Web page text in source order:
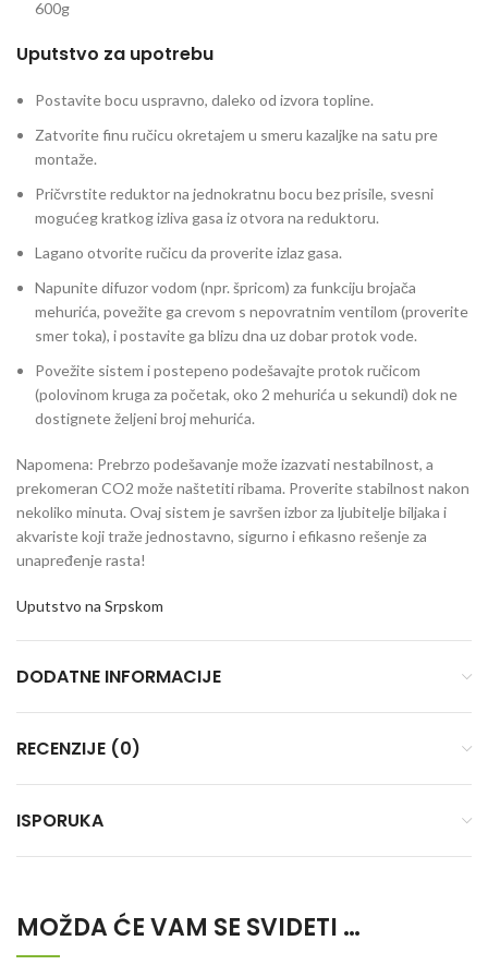
600g
Uputstvo za upotrebu
Postavite bocu uspravno, daleko od izvora topline.
Zatvorite finu ručicu okretajem u smeru kazaljke na satu pre
montaže.
Pričvrstite reduktor na jednokratnu bocu bez prisile, svesni
mogućeg kratkog izliva gasa iz otvora na reduktoru.
Lagano otvorite ručicu da proverite izlaz gasa.
Napunite difuzor vodom (npr. špricom) za funkciju brojača
mehurića, povežite ga crevom s nepovratnim ventilom (proverite
smer toka), i postavite ga blizu dna uz dobar protok vode.
Povežite sistem i postepeno podešavajte protok ručicom
(polovinom kruga za početak, oko 2 mehurića u sekundi) dok ne
dostignete željeni broj mehurića.
Napomena: Prebrzo podešavanje može izazvati nestabilnost, a
prekomeran CO2 može naštetiti ribama. Proverite stabilnost nakon
nekoliko minuta. Ovaj sistem je savršen izbor za ljubitelje biljaka i
akvariste koji traže jednostavno, sigurno i efikasno rešenje za
unapređenje rasta!
Uputstvo na Srpskom
DODATNE INFORMACIJE
RECENZIJE (0)
ISPORUKA
MOŽDA ĆE VAM SE SVIDETI …